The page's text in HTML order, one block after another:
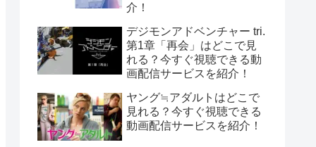
介！
デジモンアドベンチャー tri.
第1章「再会」はどこで見
れる？今すぐ視聴できる動
画配信サービスを紹介！
ヤング≒アダルトはどこで
見れる？今すぐ視聴できる
動画配信サービスを紹介！